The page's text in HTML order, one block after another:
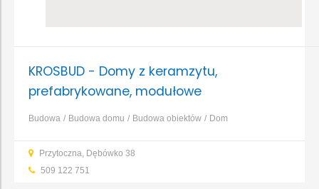
KROSBUD - Domy z keramzytu,
prefabrykowane, modułowe
Budowa Budowa domu Budowa obiektów
Dom
Przytoczna, Dębówko 38
509 122 751